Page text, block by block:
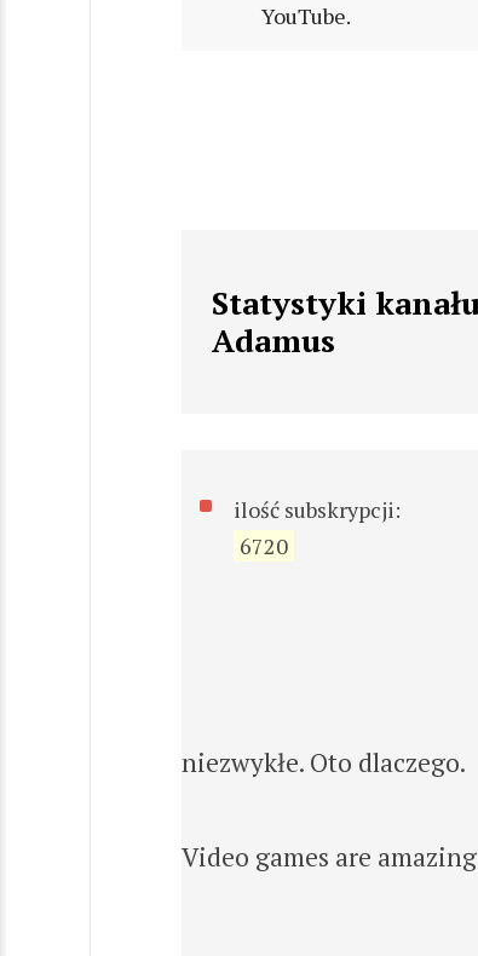
YouTube.
Statystyki
Adamus
ilość subskrypcji:
6720
niezwykłe. Oto dlaczego.
Video games are